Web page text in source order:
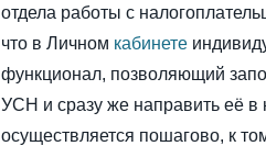
отдела работы с
что в Личном кабинете
функционал, позволяющий
УСН и сразу же направить её в
осуществляется пошагово, к